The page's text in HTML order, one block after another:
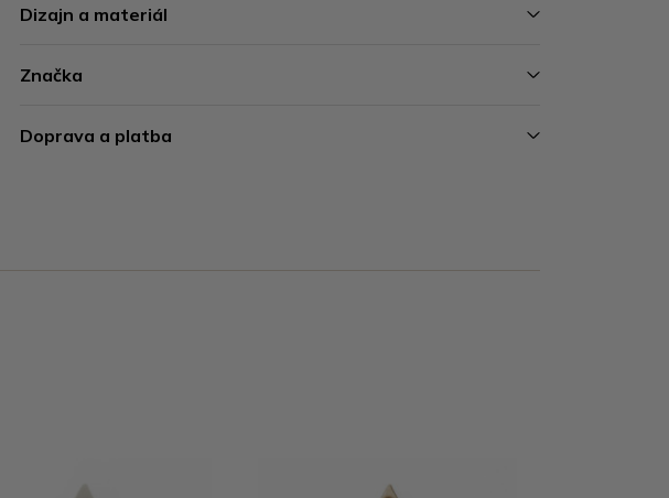
Dizajn a materiál
Značka
Doprava a platba